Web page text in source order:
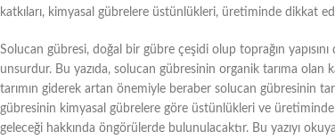
katkıları, kimyasal gübrelere üstünlükleri, üretiminde dikkat
Solucan gübresi, doğal bir gübre çeşidi olup toprağın
unsurdur. Bu yazıda, solucan gübresinin organik tarıma olan
tarımın giderek artan önemiyle beraber solucan gübresinin
gübresinin kimyasal gübrelere göre üstünlükleri ve
geleceği hakkında öngörülerde bulunulacaktır. Bu yazıyı